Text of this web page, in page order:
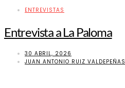
ENTREVISTAS
Entrevista a La Paloma
30 ABRIL, 2026
JUAN ANTONIO RUIZ VALDEPEÑAS